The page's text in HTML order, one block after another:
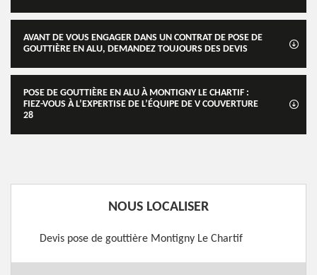
AVANT DE VOUS ENGAGER DANS UN CONTRAT DE POSE DE
GOUTTIÈRE EN ALU, DEMANDEZ TOUJOURS DES DEVIS
POSE DE GOUTTIÈRE EN ALU À MONTIGNY LE CHARTIF :
FIEZ-VOUS À L’EXPERTISE DE L’ÉQUIPE DE V COUVERTURE
28
NOUS LOCALISER
Devis pose de gouttière Montigny Le Chartif